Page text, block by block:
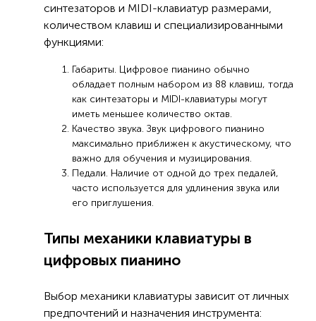
синтезаторов и MIDI-клавиатур размерами,
количеством клавиш и специализированными
функциями:
Габариты. Цифровое пианино обычно
обладает полным набором из 88 клавиш, тогда
как синтезаторы и MIDI-клавиатуры могут
иметь меньшее количество октав.
Качество звука. Звук цифрового пианино
максимально приближен к акустическому, что
важно для обучения и музицирования.
Педали. Наличие от одной до трех педалей,
часто используется для удлинения звука или
его приглушения.
Типы механики клавиатуры в
цифровых пианино
Выбор механики клавиатуры зависит от личных
предпочтений и назначения инструмента: